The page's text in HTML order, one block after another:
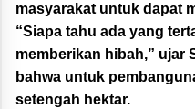
masyarakat untuk dapat
“Siapa tahu ada yang
memberikan hibah,” ujar
bahwa untuk
setengah hektar.